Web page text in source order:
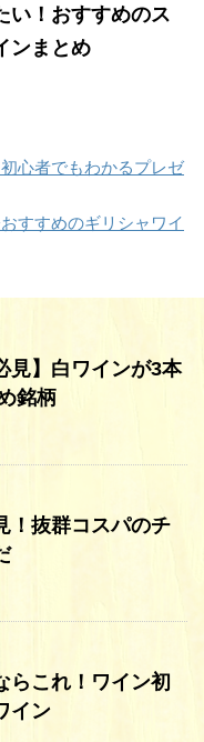
い！おすすめのス
ンまとめ
心者でもわかるプレゼ
すすめのギリシャワイ
見】白ワインが3本
銘柄
！抜群コスパのチ
らこれ！ワイン初
イン